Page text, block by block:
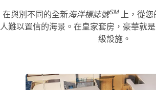
在與別不同的全新海洋標誌號SM上，從您
人難以置信的海景。在皇家套房，豪華就
級設施。